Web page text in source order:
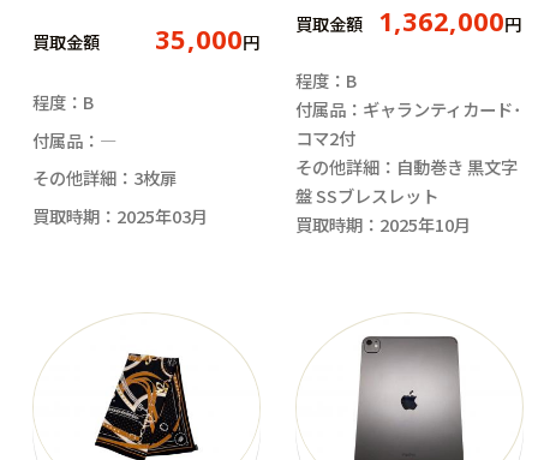
買取金額 35,000円
程度：B
付属品：―
その他詳細：3枚扉
買取時期：2025年03月
買取金額 1,362,000円
程度：B
付属品：ギャランティカード･
コマ2付
その他詳細：自動巻き 黒文字
盤 SSブレスレット
買取時期：2025年10月